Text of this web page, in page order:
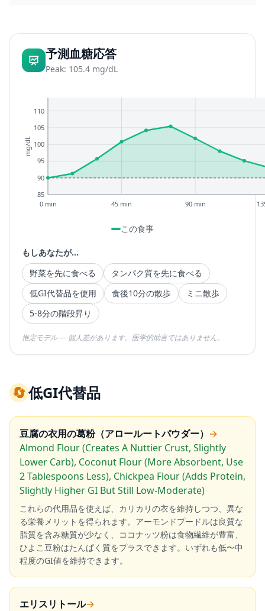
予測血糖応答
Peak: 105.4 mg/dL
85
90
95
100
105
110
0 min 45 min 90 min
mg/dL
この食事
もしあなたが...
野菜を先に食べる
タンパク質を先に食べる
低GI代替品を使用
食後10分の散歩
ミニ散歩
5-8分の階段昇り
推定モデル — 個人差があります。医学的助言ではありません。
🔄低GI代替品
豆腐の衣用の葛粉（アロールートパウダー） →
Almond Flour (Creates A Nuttier Crust, Slightly
Lower Carb), Coconut Flour (More Absorbent, Use
2 Tablespoons Less), Chickpea Flour (Adds Protein,
Slightly Higher GI But Still Low-Moderate)
これらの代用品を使えば、カリカリの衣を維持しつつ、異な
る栄養メリットを得られます。アーモンドプードルは良質な
脂質を含み糖質が少なく、ココナッツ粉は食物繊維が豊富、
ひよこ豆粉はたんぱく質をプラスできます。いずれも低〜中
程度のGI値を維持できます。
エリスリトール→